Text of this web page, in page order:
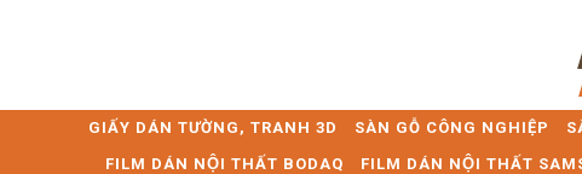
GIẤY DÁN TƯỜNG, TRANH 3D SÀN GỖ CÔNG NGHIỆP
FILM DÁN NỘI THẤT BODAQ
FILM DÁN NỘI THẤT